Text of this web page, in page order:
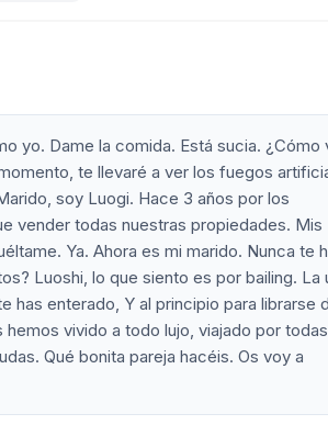
yo. Dame la comida. Está sucia. ¿Cómo
te llevaré a ver los fuegos
soy Luogi. Hace 3 años por los
vender todas nuestras propiedades. Mis
Ya. Ahora es mi marido. Nunca te
Luoshi, lo que siento es por bailing. La
has enterado, Y al principio para librarse
vivido a todo lujo, viajado por todas
Qué bonita pareja hacéis. Os voy a